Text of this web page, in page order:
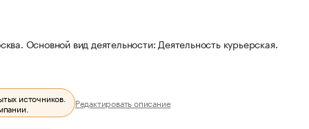
Основной вид деятельности: Деятельность курьерская.
источников.
Редактировать описание